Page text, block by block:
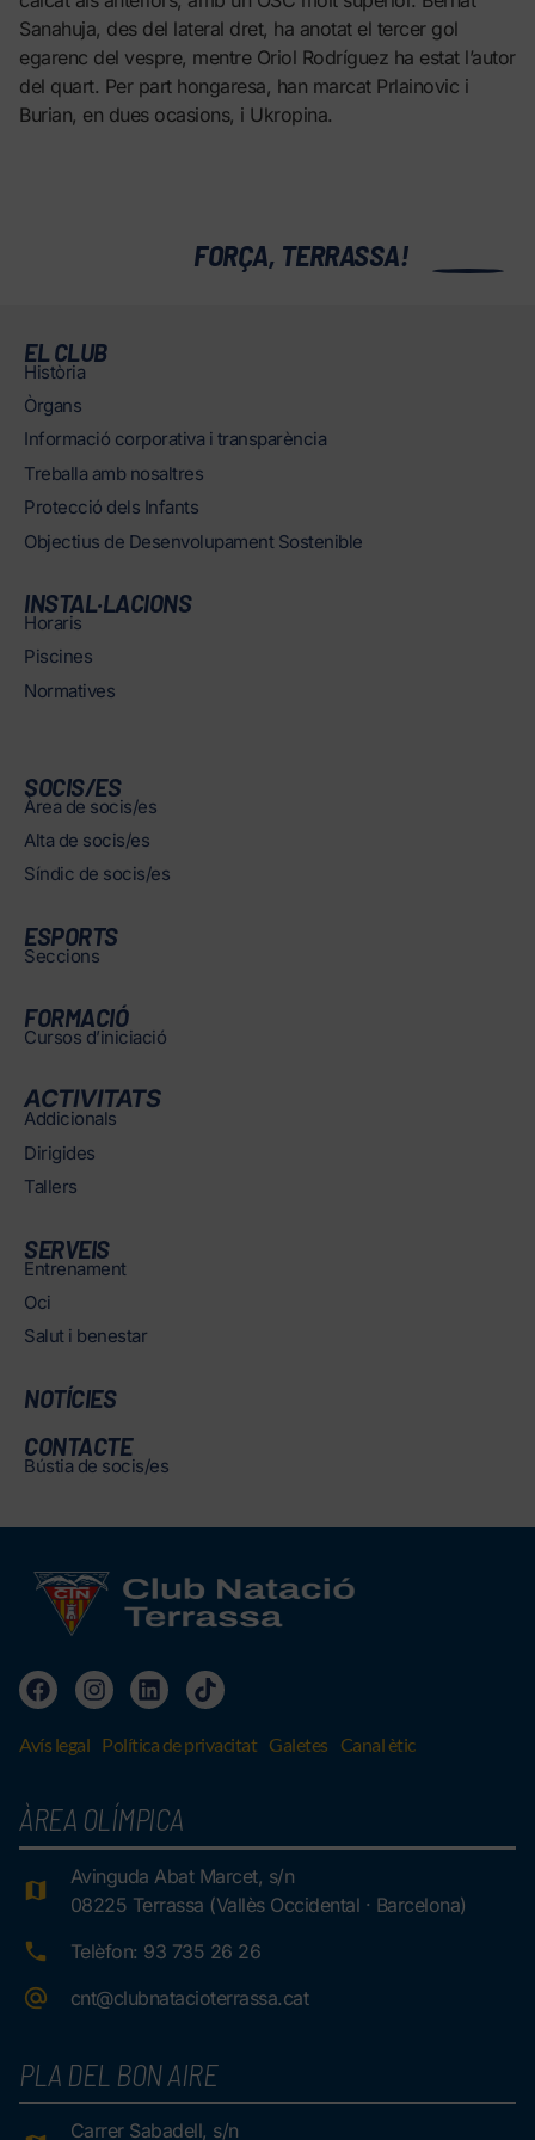
Sanahuja, des del lateral dret, ha anotat el tercer gol
egarenc del vespre, mentre Oriol Rodríguez ha estat l’autor
del quart. Per part hongaresa, han marcat Prlainovic i
Burian, en dues ocasions, i Ukropina.
FORÇA, TERRASSA!
EL CLUB
Història
Òrgans
Informació corporativa i transparència
Treballa amb nosaltres
Protecció dels Infants
Objectius de Desenvolupament Sostenible
INSTAL·LACIONS
Horaris
Piscines
Normatives
SOCIS/ES
Àrea de socis/es
Alta de socis/es
Síndic de socis/es
ESPORTS
Seccions
FORMACIÓ
Cursos d’iniciació
ACTIVITATS
Addicionals
Dirigides
Tallers
SERVEIS
Entrenament
Oci
Salut i benestar
NOTÍCIES
CONTACTE
Bústia de socis/es
Avís legal Política de privacitat Galetes Canal ètic
ÀREA OLÍMPICA
Avinguda Abat Marcet, s/n
08225 Terrassa (Vallès Occidental · Barcelona)
Telèfon: 93 735 26 26
cnt@clubnatacioterrassa.cat
PLA DEL BON AIRE
Carrer Sabadell, s/n